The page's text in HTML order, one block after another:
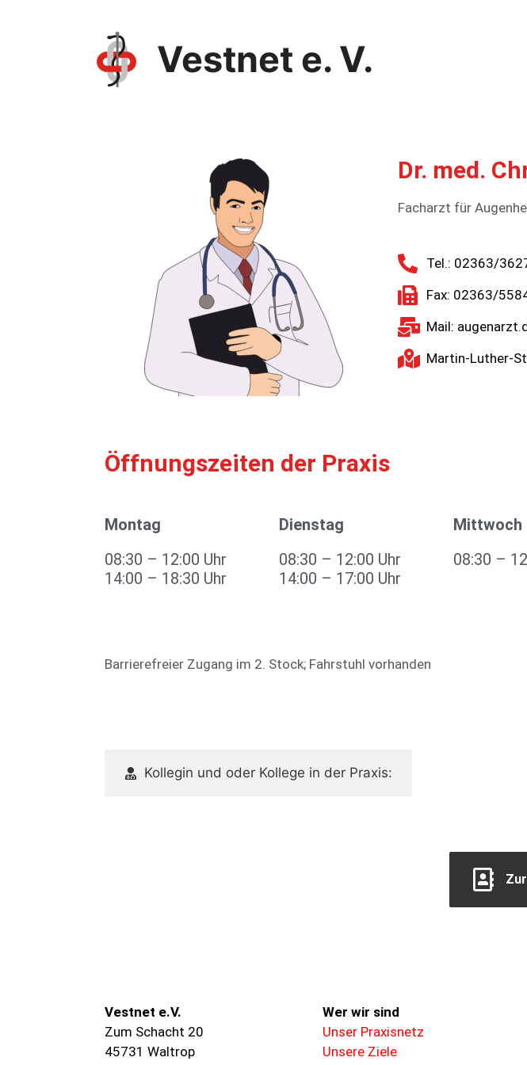
Vestnet e. V.
Dr. med.
Facharzt für
Tel.: 02363/
Fax: 02363/
Mail:
Martin-Luther-
Öffnungszeiten der Praxis
Montag
08:30 – 12:00 Uhr
14:00 – 18:30 Uhr
Dienstag
08:30 – 12:00 Uhr
14:00 – 17:00 Uhr
Mittwoch
08:30 –
Barrierefreier Zugang im 2. Stock; Fahrstuhl vorhanden
Kollegin und oder Kollege in der Praxis:
Vestnet e.V.
Zum Schacht 20
45731 Waltrop
Wer wir sind
Unser Praxisnetz
Unsere Ziele